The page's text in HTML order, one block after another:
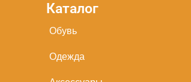
Каталог
Обувь
Одежда